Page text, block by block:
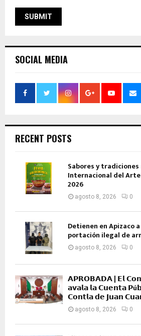
SOCIAL MEDIA
RECENT POSTS
Sabores y
Internacional del
2026
agosto 8, 2026 0
Detienen en Apizaco
portación ilegal de
agosto 8, 2026 0
𝗔𝗣𝗥𝗢𝗕𝗔𝗗𝗔 | 𝗘𝗹
𝗮𝘃𝗮𝗹𝗮 𝗹𝗮 𝗖𝘂𝗲𝗻𝘁𝗮
𝗖𝗼𝗻𝘁𝗹𝗮 𝗱𝗲 𝗝𝘂𝗮𝗻
agosto 8, 2026 0